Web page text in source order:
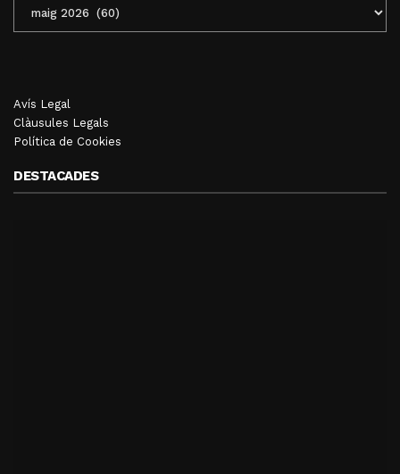
MENSUALS
Avís Legal
Clàusules Legals
Política de Cookies
DESTACADES